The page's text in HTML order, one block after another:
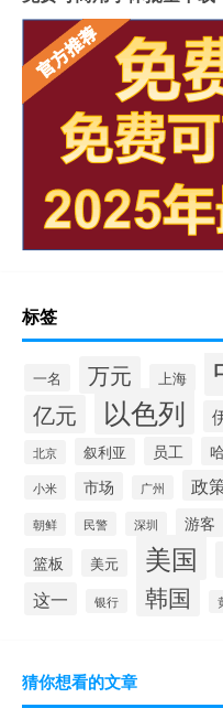
标签
一名 万元 上海
亿元 以色列
北京 叙利亚 员工
小米 市场 广州 政
朝鲜 民警 深圳 游客
篮板 美元 美国
这一 银行 韩国
猜你想看的文章